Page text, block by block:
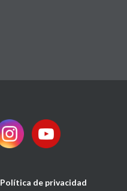
Política de privacidad